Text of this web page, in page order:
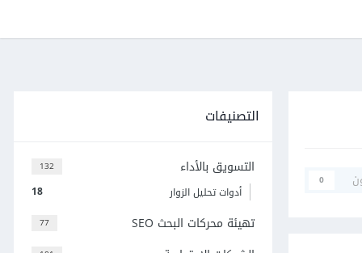
0
التصنيفات
132 التسويق بالأداء
18 أدوات تحليل الزوار
77 تهيئة محركات البحث SEO